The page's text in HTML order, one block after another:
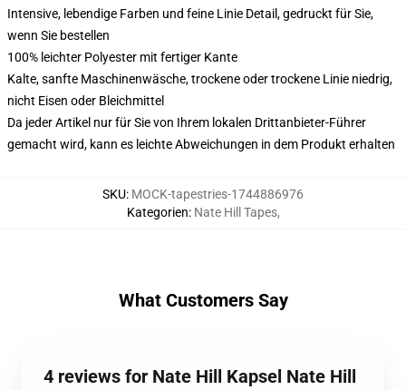
Intensive, lebendige Farben und feine Linie Detail, gedruckt für Sie,
wenn Sie bestellen
100% leichter Polyester mit fertiger Kante
Kalte, sanfte Maschinenwäsche, trockene oder trockene Linie niedrig,
nicht Eisen oder Bleichmittel
Da jeder Artikel nur für Sie von Ihrem lokalen Drittanbieter-Führer
gemacht wird, kann es leichte Abweichungen in dem Produkt erhalten
SKU: MOCK-tapestries-1744886976
Kategorien: Nate Hill Tapes,
What Customers Say
4 reviews for Nate Hill Kapsel Nate Hill